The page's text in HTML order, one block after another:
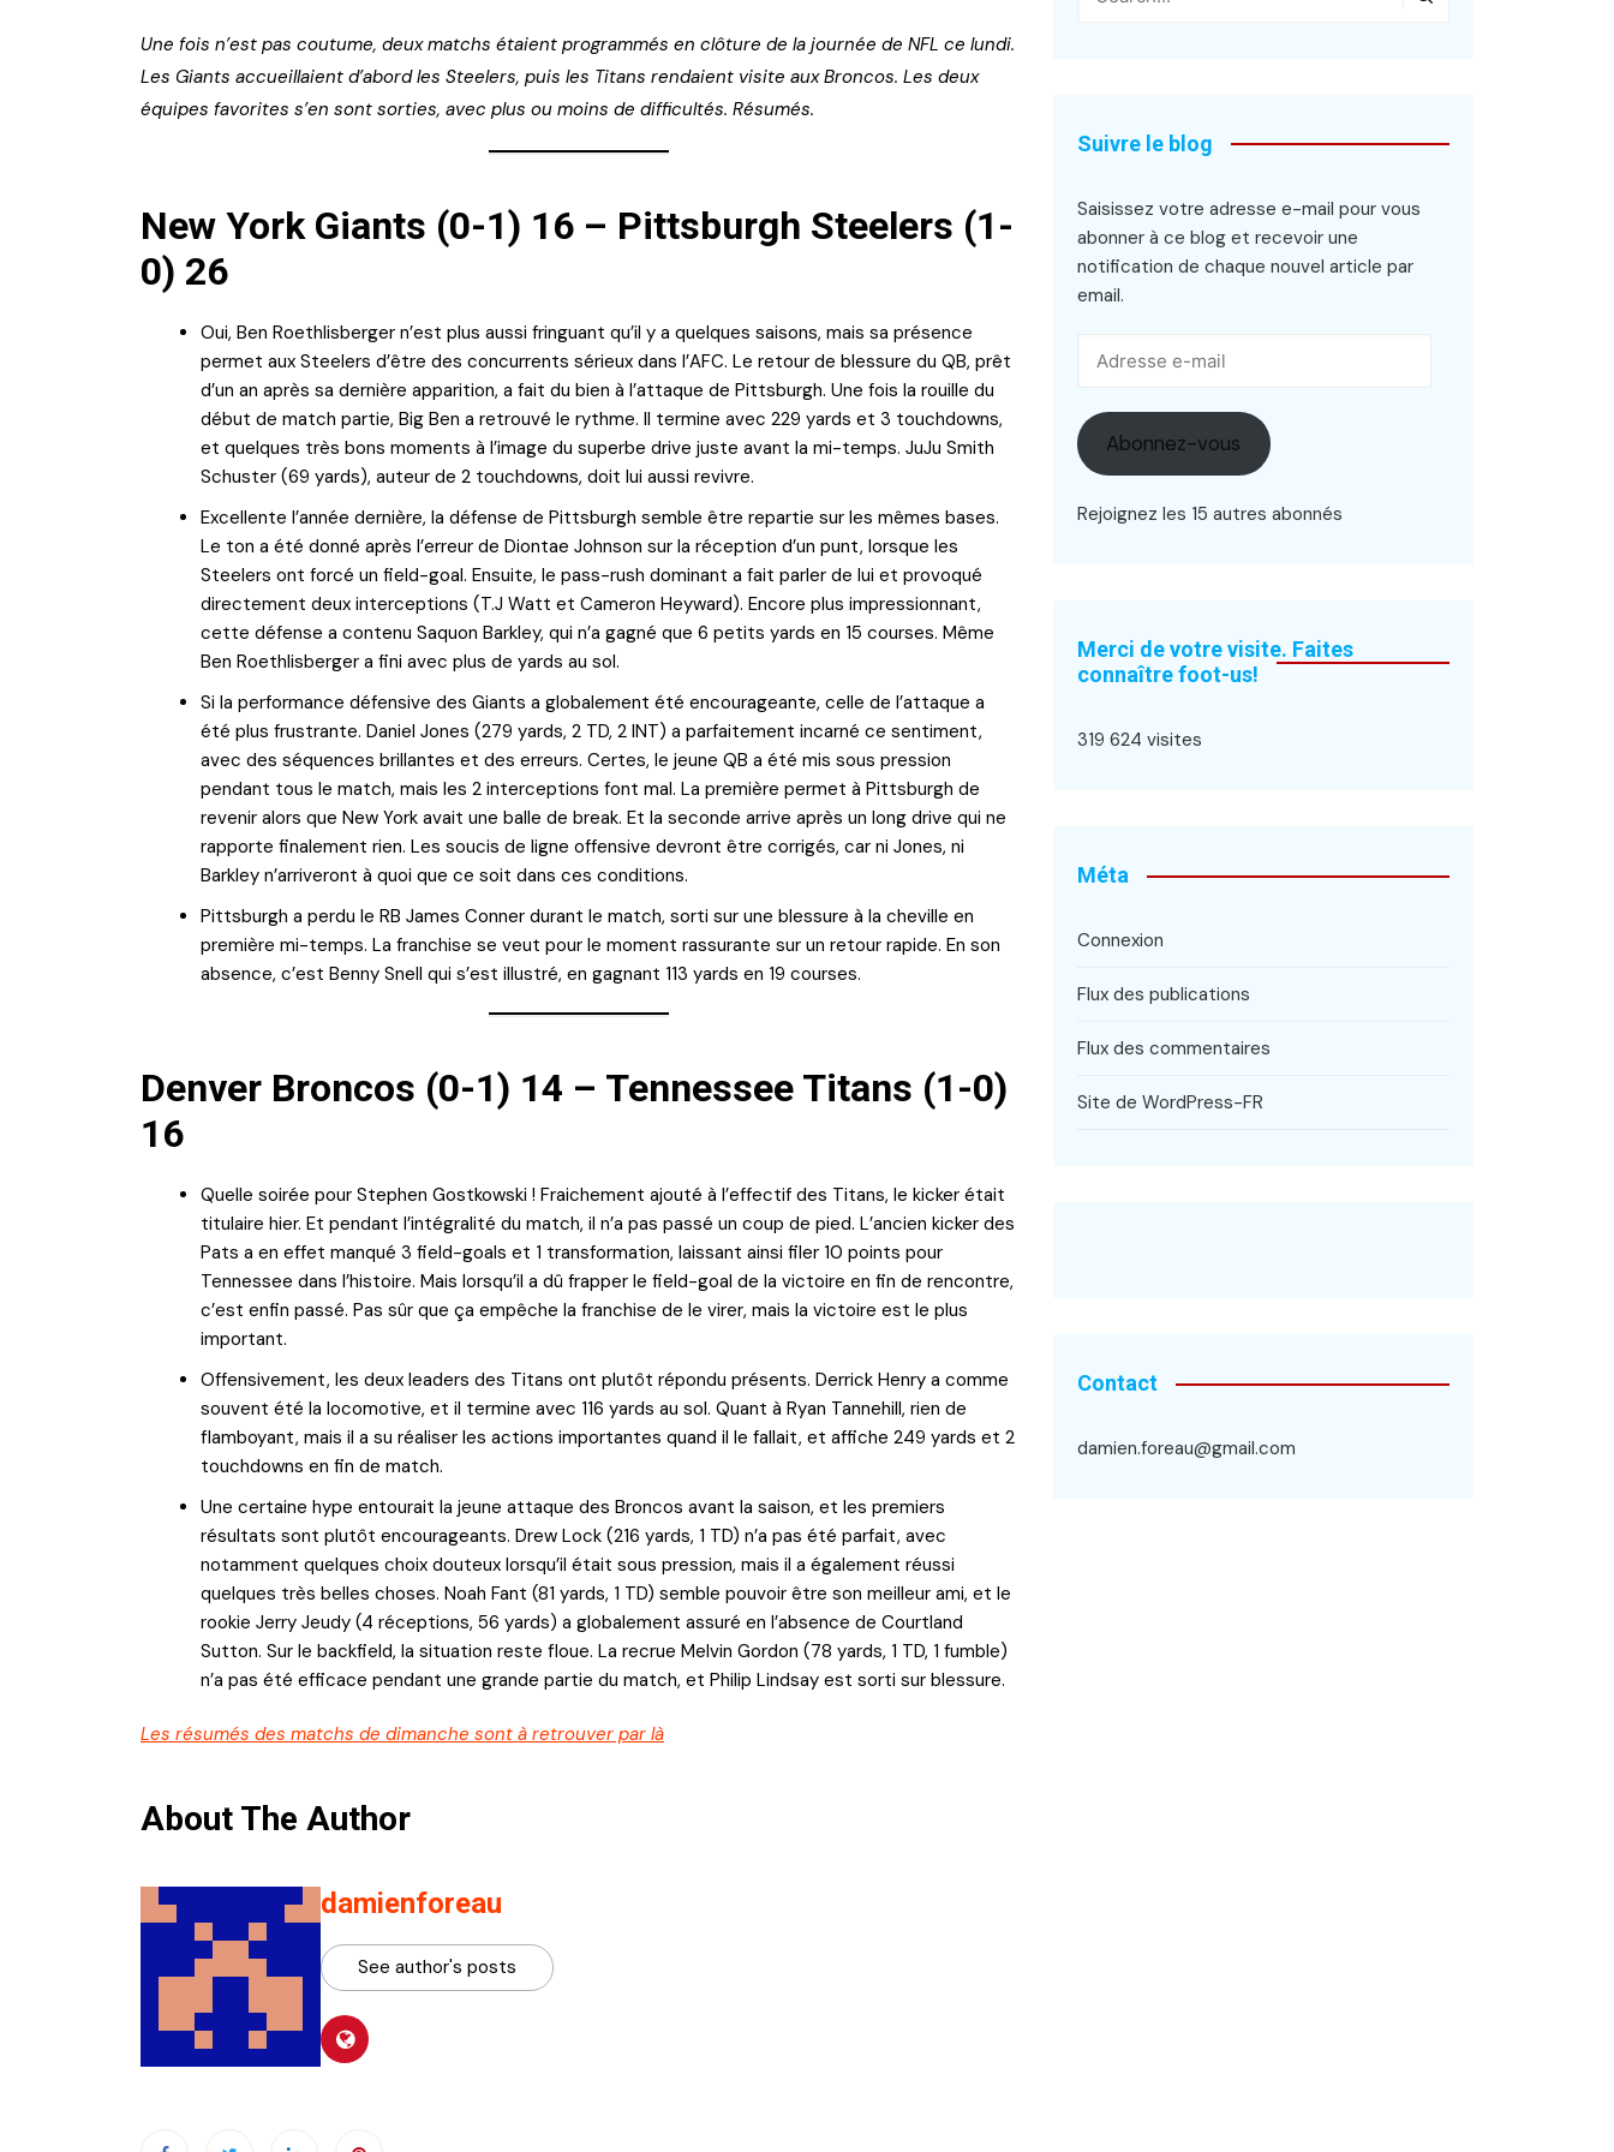
Une fois n’est pas coutume, deux matchs étaient programmés en clôture de la journée de NFL ce lundi.
Les Giants accueillaient d’abord les Steelers, puis les Titans rendaient visite aux Broncos. Les deux
équipes favorites s’en sont sorties, avec plus ou moins de difficultés. Résumés.
New York Giants (0-1) 16 – Pittsburgh Steelers (1-
0) 26
Oui, Ben Roethlisberger n’est plus aussi fringuant qu’il y a quelques saisons, mais sa présence
permet aux Steelers d’être des concurrents sérieux dans l’AFC. Le retour de blessure du QB, prêt
d’un an après sa dernière apparition, a fait du bien à l’attaque de Pittsburgh. Une fois la rouille du
début de match partie, Big Ben a retrouvé le rythme. Il termine avec 229 yards et 3 touchdowns,
et quelques très bons moments à l’image du superbe drive juste avant la mi-temps. JuJu Smith
Schuster (69 yards), auteur de 2 touchdowns, doit lui aussi revivre.
Excellente l’année dernière, la défense de Pittsburgh semble être repartie sur les mêmes bases.
Le ton a été donné après l’erreur de Diontae Johnson sur la réception d’un punt, lorsque les
Steelers ont forcé un field-goal. Ensuite, le pass-rush dominant a fait parler de lui et provoqué
directement deux interceptions (T.J Watt et Cameron Heyward). Encore plus impressionnant,
cette défense a contenu Saquon Barkley, qui n’a gagné que 6 petits yards en 15 courses. Même
Ben Roethlisberger a fini avec plus de yards au sol.
Si la performance défensive des Giants a globalement été encourageante, celle de l’attaque a
été plus frustrante. Daniel Jones (279 yards, 2 TD, 2 INT) a parfaitement incarné ce sentiment,
avec des séquences brillantes et des erreurs. Certes, le jeune QB a été mis sous pression
pendant tous le match, mais les 2 interceptions font mal. La première permet à Pittsburgh de
revenir alors que New York avait une balle de break. Et la seconde arrive après un long drive qui ne
rapporte finalement rien. Les soucis de ligne offensive devront être corrigés, car ni Jones, ni
Barkley n’arriveront à quoi que ce soit dans ces conditions.
Pittsburgh a perdu le RB James Conner durant le match, sorti sur une blessure à la cheville en
première mi-temps. La franchise se veut pour le moment rassurante sur un retour rapide. En son
absence, c’est Benny Snell qui s’est illustré, en gagnant 113 yards en 19 courses.
Denver Broncos (0-1) 14 – Tennessee Titans (1-0)
16
Quelle soirée pour Stephen Gostkowski ! Fraichement ajouté à l’effectif des Titans, le kicker était
titulaire hier. Et pendant l’intégralité du match, il n’a pas passé un coup de pied. L’ancien kicker des
Pats a en effet manqué 3 field-goals et 1 transformation, laissant ainsi filer 10 points pour
Tennessee dans l’histoire. Mais lorsqu’il a dû frapper le field-goal de la victoire en fin de rencontre,
c’est enfin passé. Pas sûr que ça empêche la franchise de le virer, mais la victoire est le plus
important.
Offensivement, les deux leaders des Titans ont plutôt répondu présents. Derrick Henry a comme
souvent été la locomotive, et il termine avec 116 yards au sol. Quant à Ryan Tannehill, rien de
flamboyant, mais il a su réaliser les actions importantes quand il le fallait, et affiche 249 yards et 2
touchdowns en fin de match.
Une certaine hype entourait la jeune attaque des Broncos avant la saison, et les premiers
résultats sont plutôt encourageants. Drew Lock (216 yards, 1 TD) n’a pas été parfait, avec
notamment quelques choix douteux lorsqu’il était sous pression, mais il a également réussi
quelques très belles choses. Noah Fant (81 yards, 1 TD) semble pouvoir être son meilleur ami, et le
rookie Jerry Jeudy (4 réceptions, 56 yards) a globalement assuré en l’absence de Courtland
Sutton. Sur le backfield, la situation reste floue. La recrue Melvin Gordon (78 yards, 1 TD, 1 fumble)
n’a pas été efficace pendant une grande partie du match, et Philip Lindsay est sorti sur blessure.
Les résumés des matchs de dimanche sont à retrouver par là
About The Author
damienforeau
See author's posts
Suivre le blog
Saisissez votre adresse e-mail pour vous
abonner à ce blog et recevoir une
notification de chaque nouvel article par
email.
Abonnez-vous
Rejoignez les 15 autres abonnés
Merci de votre visite. Faites
connaître foot-us!
319 624 visites
Méta
Connexion
Flux des publications
Flux des commentaires
Site de WordPress-FR
Contact
damien.foreau@gmail.com